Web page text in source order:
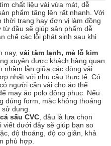
chất liệu vải vừa mát, dễ
phẩm tăng lên rất nhanh. Với
trang hay đơn vị làm đồng
từ đầu sẽ giúp sản phẩm dễ
chế các lỗi phát sinh sau khi
nay,vải tăm lạnh, mè lỗ kim
xuyên được khách hàng quan
nhầm lẫn giữa các dòng vải
nhất với nhu cầu thực tế. Có
người cần vải cho áo thể
may áo polo đồng phục. Nếu
đúng form, mặc không thoáng
sử dụng.
sấu CVC, đâu là lựa chọn
viết dưới đây sẽ giúp bạn so
độ thoáng, độ co giãn, khả
phù hợp.